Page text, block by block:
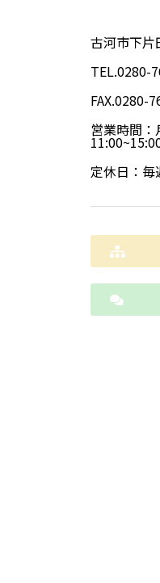
古河市下
TEL.0280-
FAX.0280-
営業時間：
定休日：毎